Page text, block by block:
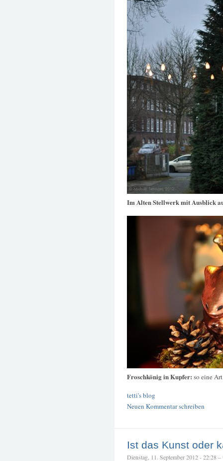
Im Alten Stellwerk mit Ausblick
Froschkönig in Kupfer: so eine
tetti's blog
Neuen Kommentar schreiben
Ist das Kunst oder
Dienstag, 11. September 2012 - 22:28 –